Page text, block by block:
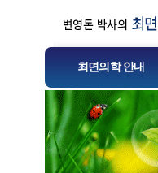
최면의학 안내